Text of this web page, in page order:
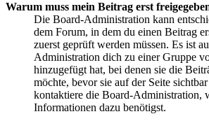
Warum muss mein Beitrag erst
Die Board-Administration kann
dem Forum, in dem du einen Beitrag
zuerst geprüft werden müssen. Es ist
Administration dich zu einer Gruppe
hinzugefügt hat, bei denen sie die
möchte, bevor sie auf der Seite
kontaktiere die Board-Administration,
Informationen dazu benötigst.